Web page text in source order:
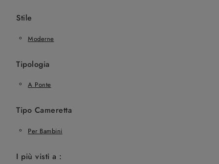
Stile
Moderne
Tipologia
A Ponte
Tipo Cameretta
Per Bambini
I più visti a :